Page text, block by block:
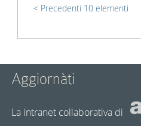
Precedenti 10 elementi
Aggiornàti
La intranet collaborativa di